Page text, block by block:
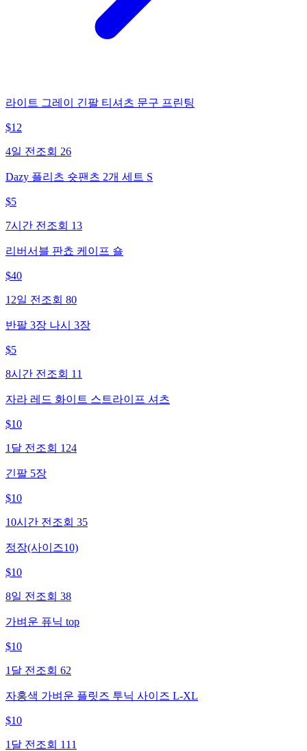
라이트 그레이 긴팔 티셔츠 문구 프린팅
$12
4일 전 조회 26
Dazy 플리츠 숏팬츠 2개 세트 S
$5
7시간 전 조회 13
리버서블 판쵸 케이프 숄
$40
12일 전 조회 80
반팔 3장 나시 3장
$5
8시간 전 조회 11
자라 레드 화이트 스트라이프 셔츠
$10
1달 전 조회 124
긴팔 5장
$10
10시간 전 조회 35
정장(사이즈10)
$10
8일 전 조회 38
가벼운 퓨닉 top
$10
1달 전 조회 62
자홍색 가벼운 플릿즈 투닉 사이즈 L-XL
$10
1달 전 조회 111